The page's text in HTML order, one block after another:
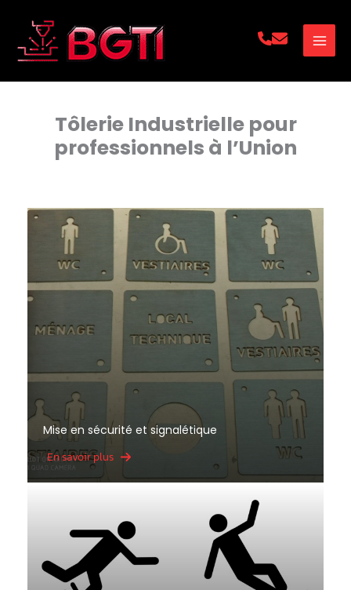
contenu
Tôlerie Industrielle pour
professionnels à l’Union
Mise en sécurité et signalétique
En savoir plus